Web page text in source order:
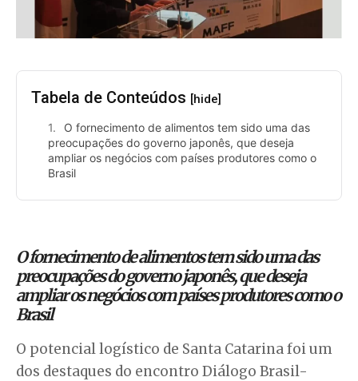
Tabela de Conteúdos [hide]
O fornecimento de alimentos tem sido uma das
preocupações do governo japonês, que deseja
ampliar os negócios com países produtores como o
Brasil
O fornecimento de alimentos tem sido uma das
preocupações do governo japonês, que deseja
ampliar os negócios com países produtores como o
Brasil
O potencial logístico de Santa Catarina foi um
dos destaques do encontro Diálogo Brasil-